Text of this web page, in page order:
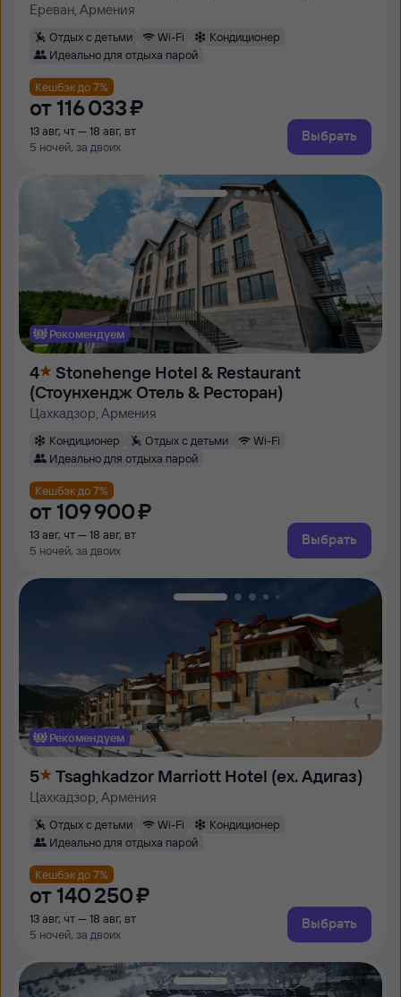
Ереван, Армения
Отдых с детьми Wi-Fi
Кондиционер
Идеально для отдыха парой
Кешбэк до 7%
от 116 ⁠033 ⁠₽
13 авг, чт — 18 авг, вт
5 ночей, за двоих
Выбрать
Рекомендуем
4
Stonehenge Hotel & Restaurant
(Стоунхендж Отель & Ресторан)
Цахкадзор, Армения
Кондиционер Отдых с детьми
Wi-Fi
Идеально для отдыха парой
Кешбэк до 7%
от 109 ⁠900 ⁠₽
13 авг, чт — 18 авг, вт
5 ночей, за двоих
Выбрать
Рекомендуем
5 Tsaghkadzor Marriott Hotel (ex. Адигаз)
Цахкадзор, Армения
Отдых с детьми Wi-Fi
Кондиционер
Идеально для отдыха парой
Кешбэк до 7%
от 140 ⁠250 ⁠₽
13 авг, чт — 18 авг, вт
5 ночей, за двоих
Выбрать